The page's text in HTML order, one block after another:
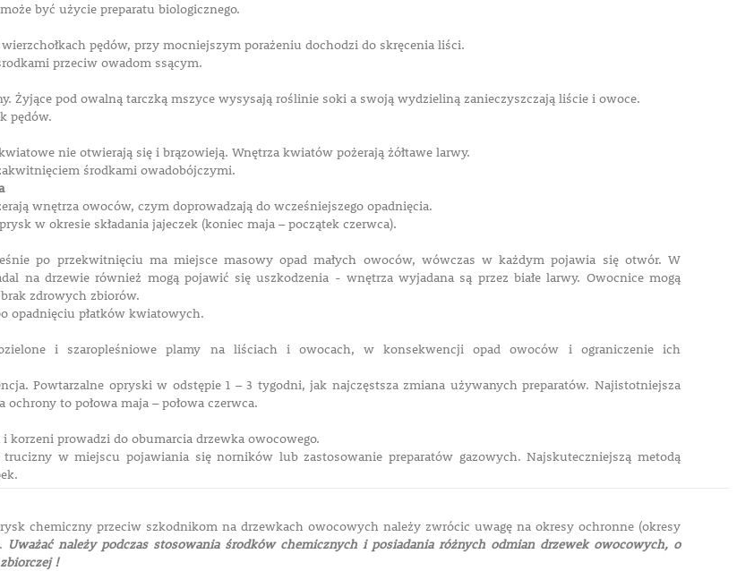
być użycie preparatu biologicznego.
pędów, przy mocniejszym porażeniu dochodzi do skręcenia liści.
przeciw owadom ssącym.
Żyjące pod owalną tarczką mszyce wysysają roślinie soki a swoją wydzieliną zanieczyszczają liście i owoce.
pędów.
nie otwierają się i brązowieją. Wnętrza kwiatów pożerają żółtawe larwy.
środkami owadobójczymi.
wnętrza owoców, czym doprowadzają do wcześniejszego opadnięcia.
w okresie składania jajeczek (koniec maja – początek czerwca).
po przekwitnięciu ma miejsce masowy opad małych owoców, wówczas w każdym pojawia się otwór. W
na drzewie również mogą pojawić się uszkodzenia - wnętrza wyjadana są przez białe larwy. Owocnice mogą
zdrowych zbiorów.
opadnięciu płatków kwiatowych.
i szaropleśniowe plamy na liściach i owocach, w konsekwencji opad owoców i ograniczenie ich
Powtarzalne opryski w odstępie 1 – 3 tygodni, jak najczęstsza zmiana używanych preparatów. Najistotniejsza
ochrony to połowa maja – połowa czerwca.
korzeni prowadzi do obumarcia drzewka owocowego.
trucizny w miejscu pojawiania się norników lub zastosowanie preparatów gazowych. Najskuteczniejszą metodą
chemiczny przeciw szkodnikom na drzewkach owocowych należy zwrócic uwagę na okresy ochronne (okresy
Uważać należy podczas stosowania środków chemicznych i posiadania różnych odmian drzewek owocowych, o
!